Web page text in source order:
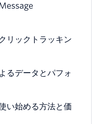
リックトラッキン
るデータとパフォ
い始める方法と価